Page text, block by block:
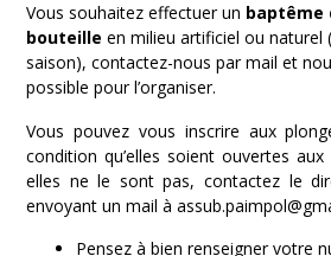
Vous souhaitez effectuer un baptême
bouteille en milieu artificiel ou naturel
saison), contactez-nous par mail et
possible pour l’organiser.
Vous pouvez vous inscrire aux
condition qu’elles soient ouvertes
elles ne le sont pas, contactez le
envoyant un mail à
Pensez à bien renseigner votre